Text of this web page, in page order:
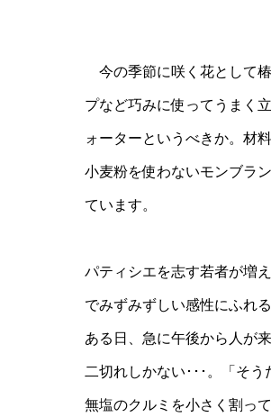
今の季節に咲く花として
プなど巧みに使ってうまく
ォーターというべきか。材
小麦粉を使わないモンブラ
ています。
パティシエを志す若者が増
でみずみずしい感性にふれ
ある日、急に午後から人が
二切れしかない･･･。「そ
無塩のクルミを小さく割っ